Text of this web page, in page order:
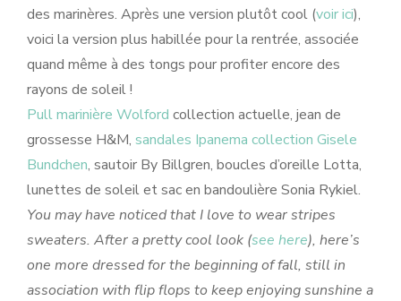
des marinères. Après une version plutôt cool (voir ici),
voici la version plus habillée pour la rentrée, associée
quand même à des tongs pour profiter encore des
rayons de soleil !
Pull marinière Wolford collection actuelle, jean de
grossesse H&M, sandales Ipanema collection Gisele
Bundchen, sautoir By Billgren, boucles d’oreille Lotta,
lunettes de soleil et sac en bandoulière Sonia Rykiel.
You may have noticed that I love to wear stripes
sweaters. After a pretty cool look (see here), here’s
one more dressed for the beginning of fall, still in
association with flip flops to keep enjoying sunshine a